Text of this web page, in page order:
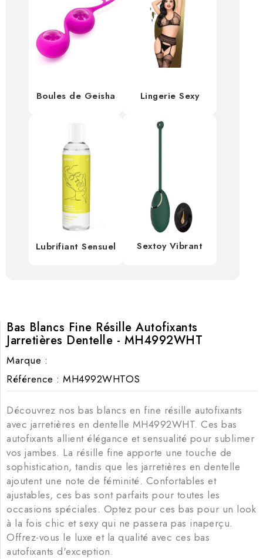
Boules de Geisha Lingerie Sexy
Lubrifiant Sensuel Sextoy Vibrant
Bas Blancs Fine Résille Autofixants
Jarretières Dentelle - MH4992WHT
Marque :
Référence : MH4992WHTOS
Découvrez nos bas blancs en fine résille autofixants
avec jarretières en dentelle MH4992WHT. Ces bas
autofixants allient élégance et sensualité pour sublimer
vos jambes. La résille fine apporte une touche de
sophistication, tandis que les jarretières en dentelle
ajoutent une note de féminité. Confortables et
ajustables, ces bas sont parfaits pour toutes les
occasions spéciales. Optez pour ces bas pour un look
à la fois chic et sexy qui ne passera pas inaperçu.
Offrez-vous le luxe et la qualité avec ces bas
autofixants d'exception.